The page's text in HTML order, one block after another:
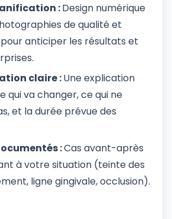
:Design numérique
de qualité et
anticiper les résultats et
claire :Une explication
qui va changer, ce qui ne
et la durée prévue des
:Cas avant-après
à votre situation (teinte des
ligne gingivale, occlusion).